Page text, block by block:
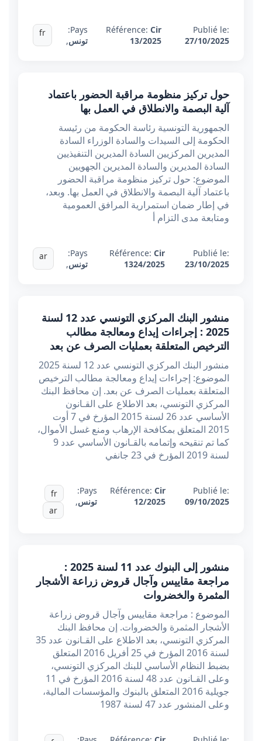
Publié le:
27/10/2025
Référence: Cir
13/2025
Pays:
تونس,
fr
حول تركيز منظومة مراقبة الحضور باعتماد
آلية البصمة والانطلاق في العمل بها
الجمهورية التونسية رئاسة الحكومة من رئيسة
الحكومة إلى السيدات والسادة الوزراء السادة
المديرين المركزيين السادة المديرين التنفيذيين
السادة المديرين والسادة المديرين الجهويين
الموضوع: حول تركيز منظومة مراقبة الحضور
باعتماد آلية البصمة والانطلاق في العمل بها. وبعد،
في إطار ضمان استمرارية المرافق العمومية
ومتابعة مدى التزام أ
Publié le:
23/10/2025
Référence: Cir
1324/2025
Pays:
تونس,
ar
منشور البنك المركزي التونسي عدد 12 لسنة
2025 : إجراءات إيداع ومعالجة مطالب
الترخيص المتعلقة بعمليات الصرف عن بعد
منشور البنك المركزي التونسي عدد 12 لسنة 2025
الموضوع: إجراءات إيداع ومعالجة مطالب الترخيص
المتعلقة بعمليات الصرف عن بعد. إن محافظ البنك
المركزي التونسي، بعد الاطلاع على القـانون
الأساسي عدد 26 لسنة 2015 المؤرخ في 7 أوت
2015 المتعلق بمكافحة الإرهاب ومنع غسل الأموال،
كما تم تنقيحه وإتمامه بالقـانون الأساسي عدد 9
لسنة 2019 المؤرخ في 23 جانفي
Publié le:
09/10/2025
Référence:Cir
12/2025
Pays:
تونس,
fr
ar
منشور إلى البنوك عدد 11 لسنة 2025 :
مراجعة مقاييس وآجال قروض زراعة الأشجار
المثمرة والخضروات
الموضوع : مراجعة مقاييس وآجال قروض زراعة
الأشجار المثمرة والخضروات. إن محافظ البنك
المركزي التونسي، بعد الاطلاع على القـانون عدد 35
لسنة 2016 المؤرخ في 25 أفريل 2016 المتعلق
بضبط النظام الأساسي للبنك المركزي التونسي،
وعلى القـانون عدد 48 لسنة 2016 المؤرخ في 11
جويلية 2016 المتعلق بالبنوك والمؤسسات المالية،
وعلى المنشور عدد 47 لسنة 1987